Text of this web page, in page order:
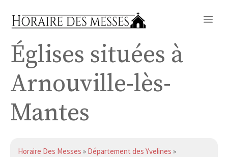
Églises situées à
Arnouville-lès-
Mantes
Horaire Des Messes » Département des Yvelines »